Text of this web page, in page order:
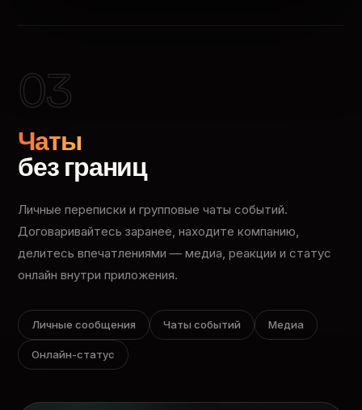
03
Чаты
без границ
Личные переписки и групповые чаты событий.
Договаривайтесь заранее, находите компанию,
делитесь впечатлениями — медиа, реакции и статус
онлайн внутри приложения.
Личные сообщения Чаты событий Медиа
Онлайн-статус